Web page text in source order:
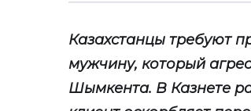
Казахстанцы требуют
мужчину, который
Шымкента. В Казнете